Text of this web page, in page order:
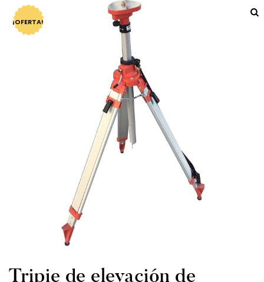
¡OFERTA!
Tripie de elevación de